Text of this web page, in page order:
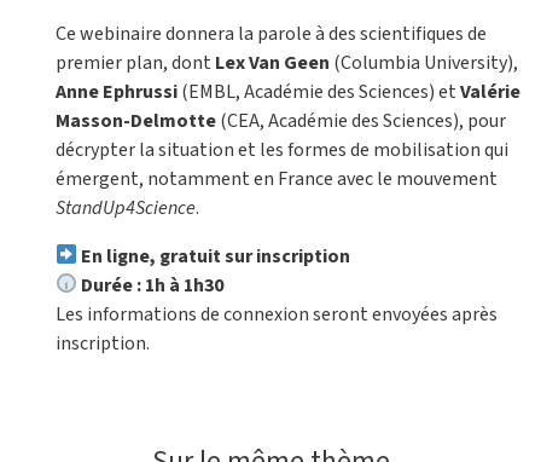
Ce webinaire donnera la parole à des scientifiques de
premier plan, dont Lex Van Geen (Columbia University),
Anne Ephrussi(EMBL, Académie des Sciences) etValérie
Masson-Delmotte(CEA, Académie des Sciences), pour
décrypter la situation et les formes de mobilisation qui
émergent, notamment en France avec le mouvement
StandUp4Science.
En ligne, gratuit sur inscription
Durée : 1h à 1h30
Les informations de connexion seront envoyées après
inscription.